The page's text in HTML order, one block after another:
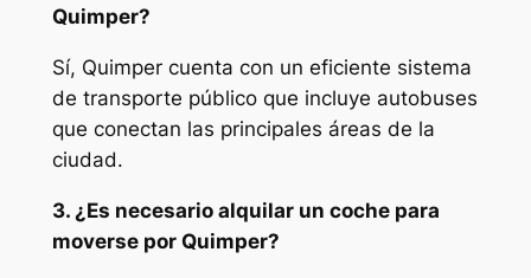
Quimper?
Sí, Quimper cuenta con un eficiente sistema
de transporte público que incluye autobuses
que conectan las principales áreas de la
ciudad.
3. ¿Es necesario alquilar un coche para
moverse por Quimper?